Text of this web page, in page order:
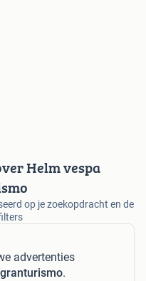
Helm vespa
op je zoekopdracht en de
advertenties
.